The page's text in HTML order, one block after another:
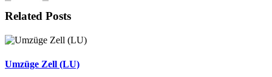
Related Posts
Umzüge Zell (LU)